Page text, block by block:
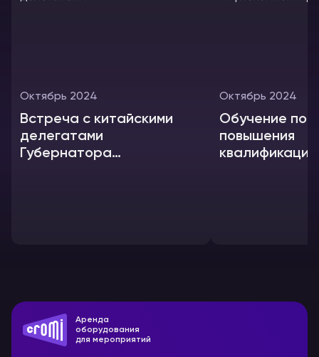
Октябрь 2024
Встреча с китайскими
делегатами
Губернатора
Октябрь 2024
Обучение по
повышения
квалификации
Аренда
оборудования
для мероприятий